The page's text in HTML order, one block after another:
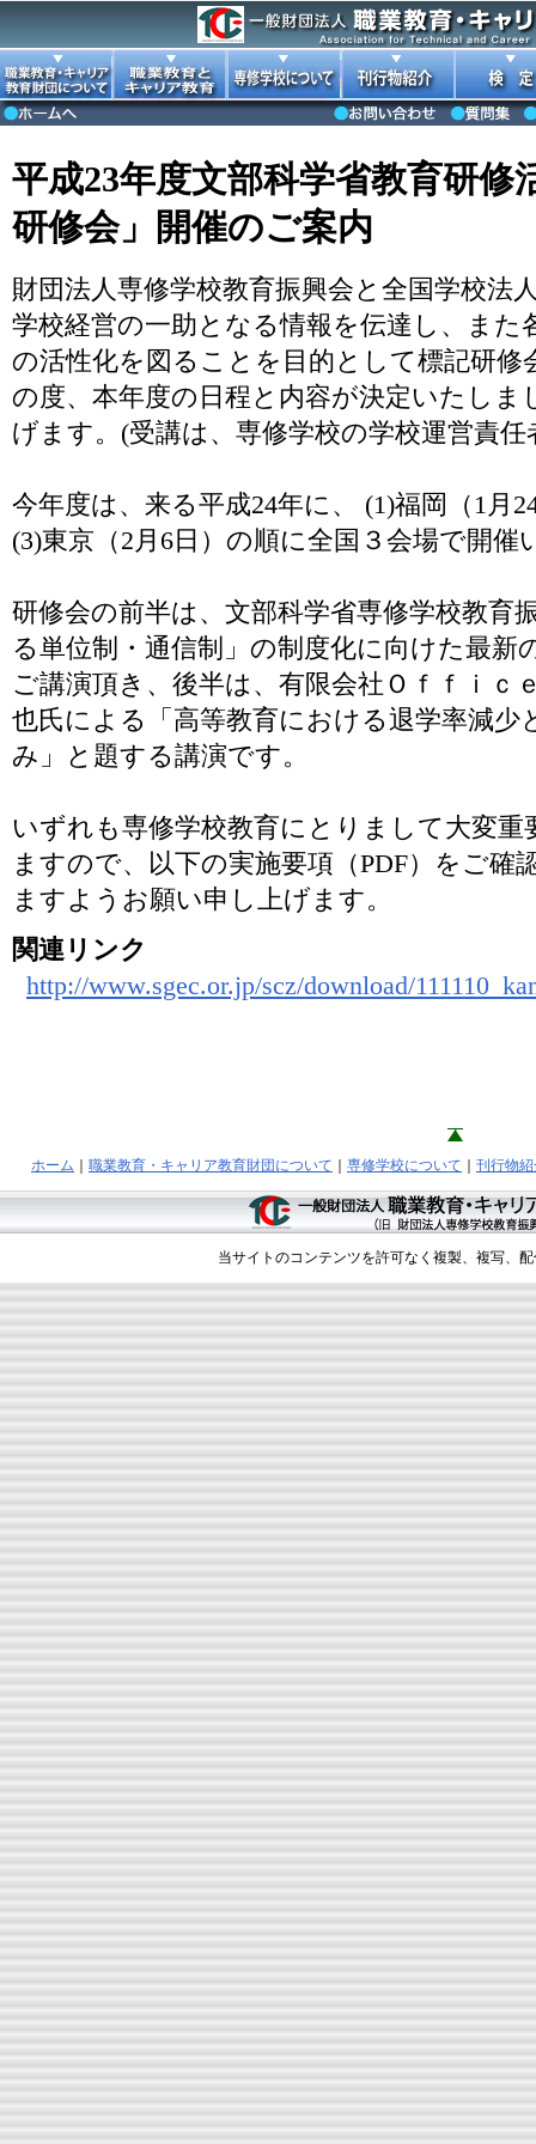
平成23年度文部科学省教育研修
研修会」開催のご案内
財団法人専修学校教育振興会と全国学校法
学校経営の一助となる情報を伝達し、また
の活性化を図ることを目的として標記研
の度、本年度の日程と内容が決定いたし
げます。(受講は、専修学校の学校運営責
今年度は、来る平成24年に、 (1)福岡（1月
(3)東京（2月6日）の順に全国３会場で開催
研修会の前半は、文部科学省専修学校教育
る単位制・通信制」の制度化に向けた最
ご講演頂き、後半は、有限会社Ｏｆｆｉｃ
也氏による「高等教育における退学率減少
み」と題する講演です。
いずれも専修学校教育にとりまして大変
ますので、以下の実施要項（PDF）をご確
ますようお願い申し上げます。
関連リンク
http://www.sgec.or.jp/scz/download/
ホーム 職業教育・キャリア教育財団について 専修学校について 刊行物
当サイトのコンテンツを許可なく複製、複写、